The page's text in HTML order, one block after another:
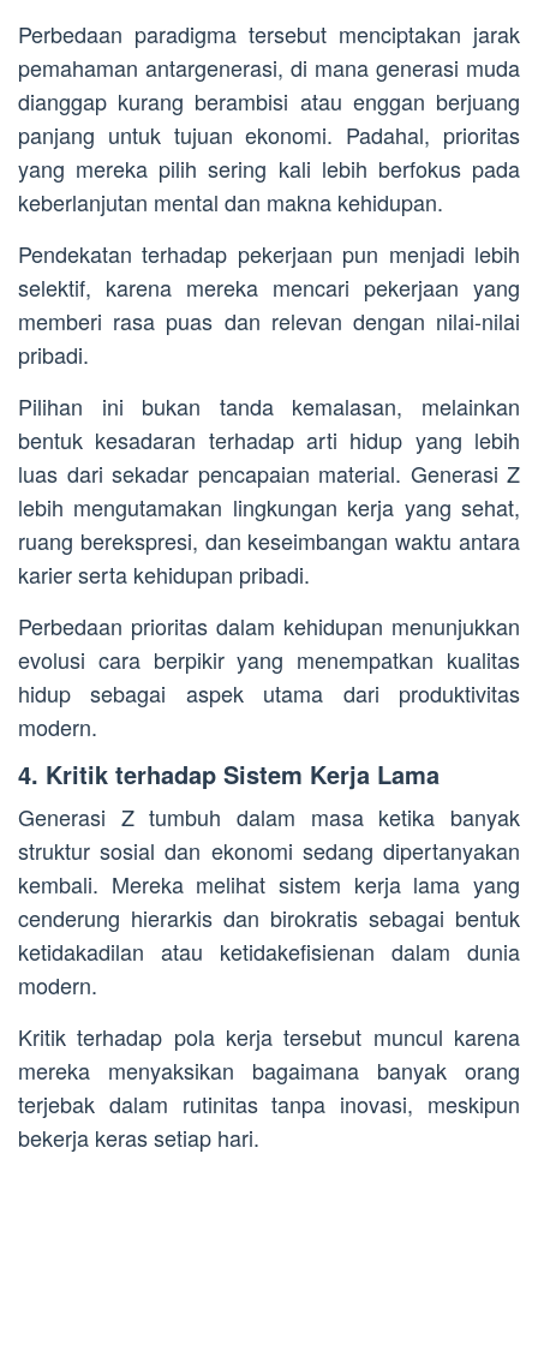
Perbedaan paradigma tersebut menciptakan jarak
pemahaman antargenerasi, di mana generasi muda
dianggap kurang berambisi atau enggan berjuang
panjang untuk tujuan ekonomi. Padahal, prioritas
yang mereka pilih sering kali lebih berfokus pada
keberlanjutan mental dan makna kehidupan.
Pendekatan terhadap pekerjaan pun menjadi lebih
selektif, karena mereka mencari pekerjaan yang
memberi rasa puas dan relevan dengan nilai-nilai
pribadi.
Pilihan ini bukan tanda kemalasan, melainkan
bentuk kesadaran terhadap arti hidup yang lebih
luas dari sekadar pencapaian material. Generasi Z
lebih mengutamakan lingkungan kerja yang sehat,
ruang berekspresi, dan keseimbangan waktu antara
karier serta kehidupan pribadi.
Perbedaan prioritas dalam kehidupan menunjukkan
evolusi cara berpikir yang menempatkan kualitas
hidup sebagai aspek utama dari produktivitas
modern.
4. Kritik terhadap Sistem Kerja Lama
Generasi Z tumbuh dalam masa ketika banyak
struktur sosial dan ekonomi sedang dipertanyakan
kembali. Mereka melihat sistem kerja lama yang
cenderung hierarkis dan birokratis sebagai bentuk
ketidakadilan atau ketidakefisienan dalam dunia
modern.
Kritik terhadap pola kerja tersebut muncul karena
mereka menyaksikan bagaimana banyak orang
terjebak dalam rutinitas tanpa inovasi, meskipun
bekerja keras setiap hari.